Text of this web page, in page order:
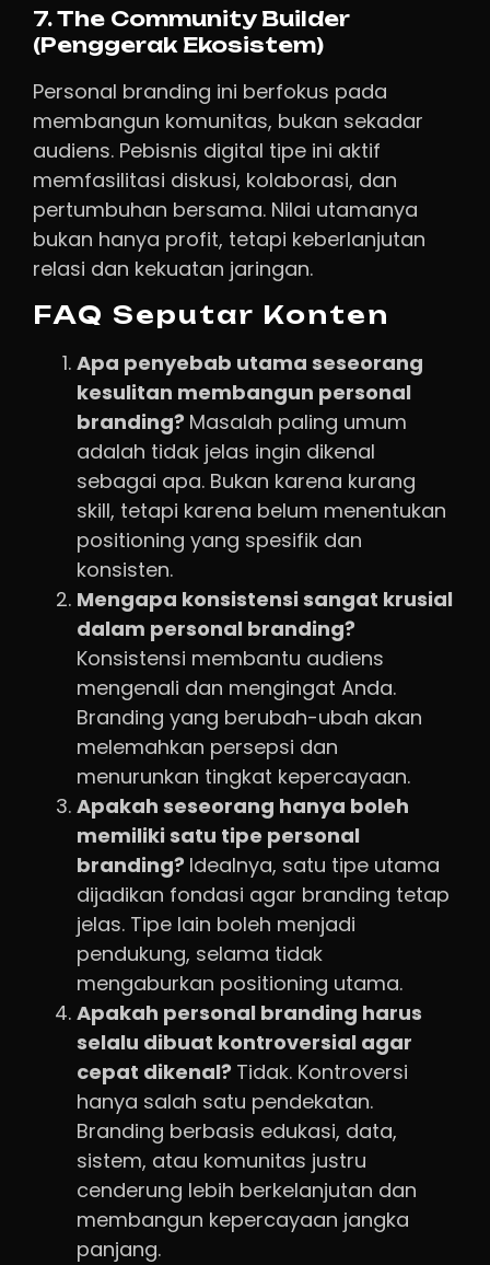
7. The Community Builder
(Penggerak Ekosistem)
Personal branding ini berfokus pada
membangun komunitas, bukan sekadar
audiens. Pebisnis digital tipe ini aktif
memfasilitasi diskusi, kolaborasi, dan
pertumbuhan bersama. Nilai utamanya
bukan hanya profit, tetapi keberlanjutan
relasi dan kekuatan jaringan.
FAQ Seputar Konten
Apa penyebab utama seseorang
kesulitan membangun personal
branding? Masalah paling umum
adalah tidak jelas ingin dikenal
sebagai apa. Bukan karena kurang
skill, tetapi karena belum menentukan
positioning yang spesifik dan
konsisten.
Mengapa konsistensi sangat krusial
dalam personal branding?
Konsistensi membantu audiens
mengenali dan mengingat Anda.
Branding yang berubah-ubah akan
melemahkan persepsi dan
menurunkan tingkat kepercayaan.
Apakah seseorang hanya boleh
memiliki satu tipe personal
branding? Idealnya, satu tipe utama
dijadikan fondasi agar branding tetap
jelas. Tipe lain boleh menjadi
pendukung, selama tidak
mengaburkan positioning utama.
Apakah personal branding harus
selalu dibuat kontroversial agar
cepat dikenal? Tidak. Kontroversi
hanya salah satu pendekatan.
Branding berbasis edukasi, data,
sistem, atau komunitas justru
cenderung lebih berkelanjutan dan
membangun kepercayaan jangka
panjang.